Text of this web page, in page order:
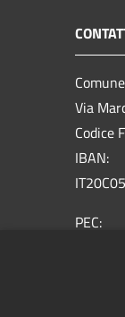
Via
Codice
IBAN:
PEC: